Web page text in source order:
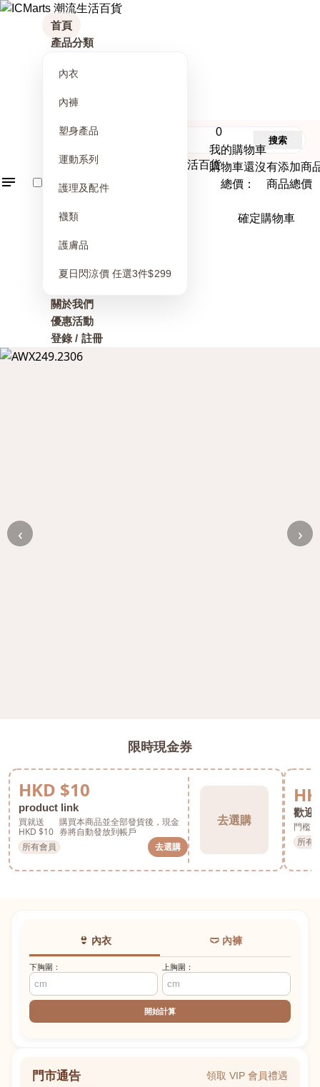
首頁
產品分類
內衣
內褲
塑身產品
運動系列
護理及配件
襪類
護膚品
夏日閃涼價 任選3件$299
關於我們
優惠活動
登錄 / 註冊
0
我的購物車
購物車還沒有添加商
總價： 商品總價
確定購物車
搜索
‹ ›
限時現金券
HKD $10
product link
買就送
HKD $10
購買本商品並全部發貨後，現金
券將自動發放到帳戶
所有會員
去選購
去選購
歡迎
門檻
所有
👙 內衣 🩲 內褲
下胸圍： 上胸圍：
開始計算
門市通告 領取 VIP 會員禮遇